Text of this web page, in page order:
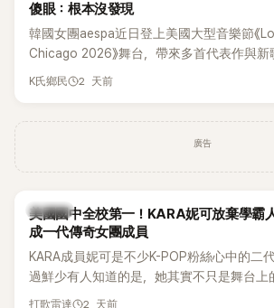
傻眼：根本沒發現
韓國女團aespa近日登上美國大型音樂節《
Chicago 2026》舞台，帶來多首代表作與新
嗨翻。不過，成員Karina卻在演出後主動坦
K氏鄉民 2 天前
廣告
K-POP
美國國中全校第一！KARA妮可放棄學
成一代傳奇女團成員
KARA成員妮可是不少K-POP粉絲心中的二
過鮮少有人知道的是，她其實不只是舞台上
一名不折不扣的學霸。她日前在節目中透露
打歌雷達 2 天前